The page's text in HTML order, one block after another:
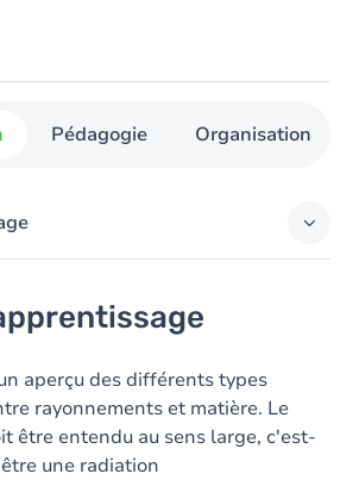
Pédagogie Organisation
aperçu des différents types
rayonnements et matière. Le
être entendu au sens large, c'est-
une radiation